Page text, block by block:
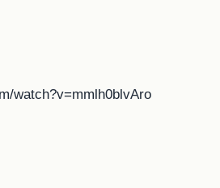
watch?v=mmlh0blvAro